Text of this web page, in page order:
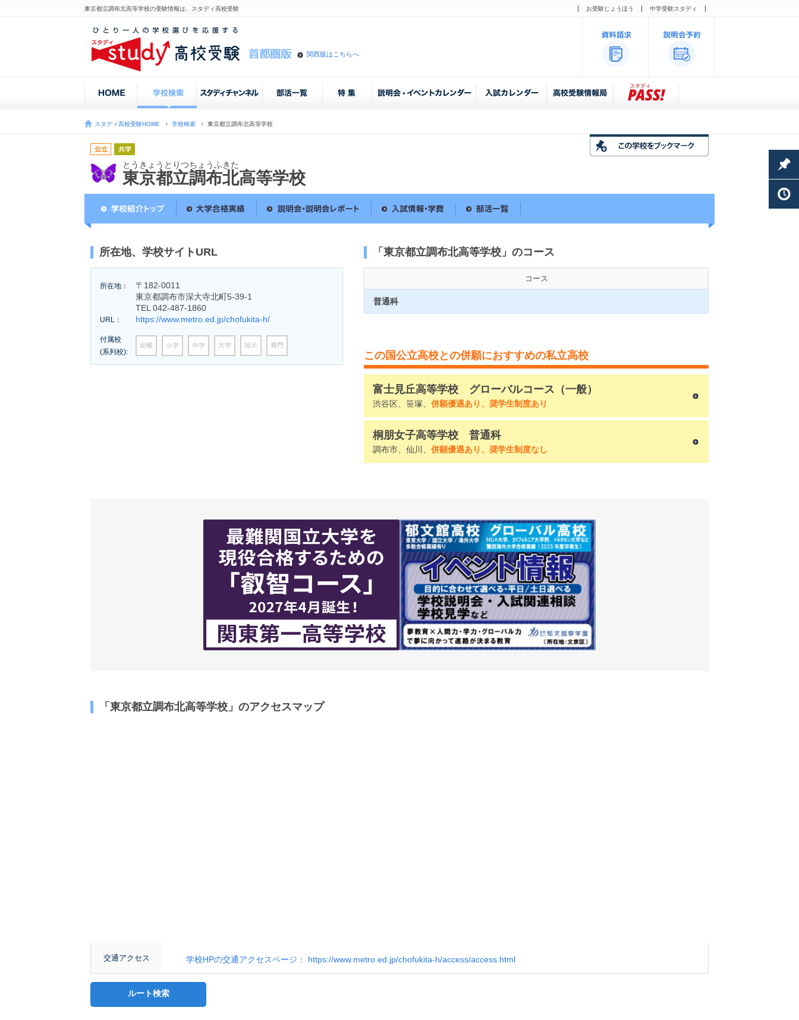
東京都立調布北高等学校の受験情報は、スタディ高校受験 お受験じょうほう 中学受験スタディ
関西版はこちらへ
スタディ高校受験HOME 学校検索 東京都立調布北高等学校
とうきょうとりつちょうふきた
東京都立調布北高等学校
所在地、学校サイトURL
所在地：
〒182-0011
東京都調布市深大寺北町5-39-1
TEL 042-487-1860
URL： https://www.metro.ed.jp/chofukita-h/
付属校
(系列校):
「東京都立調布北高等学校」のコース
コース
普通科
この国公立高校との併願におすすめの私立高校
富士見丘高等学校 グローバルコース（一般）
渋谷区、笹塚、 併願優遇あり、奨学生制度あり
桐朋女子高等学校 普通科
調布市、仙川、 併願優遇あり、奨学生制度なし
「東京都立調布北高等学校」のアクセスマップ
交通アクセス 学校HPの交通アクセスページ： https://www.metro.ed.jp/chofukita-h/access/access.html
ルート検索